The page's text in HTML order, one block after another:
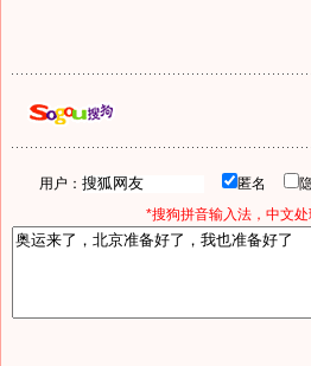
用户： 匿名
*搜狗拼音输入法，中文